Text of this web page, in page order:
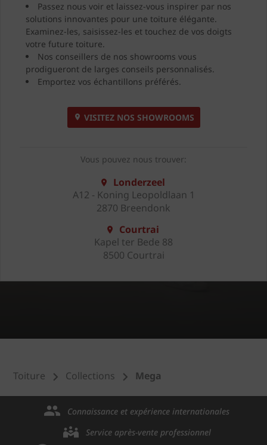
Passez nous voir et laissez-vous inspirer par nos
solutions innovantes pour une toiture élégante.
Examinez-les, saisissez-les et touchez de vos doigts
votre future toiture.
Nos conseillers de nos showrooms vous
prodigueront de larges conseils personnalisés.
Emportez vos échantillons préférés.
VISITEZ NOS SHOWROOMS
Vous pouvez nous trouver:
Londerzeel
A12 - Koning Leopoldlaan 1
2870 Breendonk
Courtrai
Kapel ter Bede 88
8500 Courtrai
Toiture Collections Mega
Connaissance et expérience internationales
Service après-vente professionnel